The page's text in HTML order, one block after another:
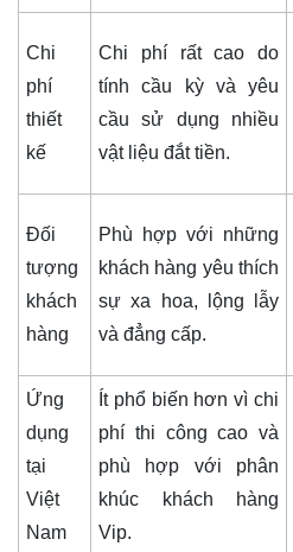
Chi
phí
thiết
kế
Chi phí rất cao do
tính cầu kỳ và yêu
cầu sử dụng nhiều
vật liệu đắt tiền.
Đối
tượng
khách
hàng
Phù hợp với những
khách hàng yêu thích
sự xa hoa, lộng lẫy
và đẳng cấp.
Ứng
dụng
tại
Việt
Nam
Ít phổ biến hơn vì chi
phí thi công cao và
phù hợp với phân
khúc khách hàng
Vip.